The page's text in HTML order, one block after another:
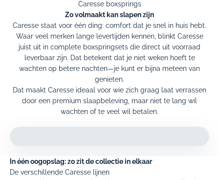
Caresse boxsprings
Zo volmaakt kan slapen zijn
Caresse staat voor één ding: comfort dat je snel in huis hebt.
Waar veel merken lange levertijden kennen, blinkt Caresse
juist uit in complete boxspring­sets die direct uit voorraad
leverbaar zijn. Dat betekent dat je niet weken hoeft te
wachten op betere nachten—je kunt er bijna meteen van
genieten.
Dat maakt Caresse ideaal voor wie zich graag laat verrassen
door een premium slaapbeleving, maar niet te lang wil
wachten of te veel wil betalen.
Video afspelen
In één oogopslag: zo zit de collectie in elkaar
De verschillende Caresse lijnen